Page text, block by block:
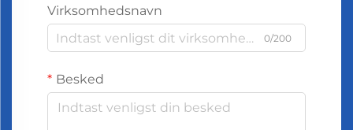
Virksomhedsnavn
0/200
Besked